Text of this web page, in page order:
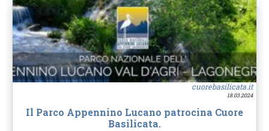
cuorebasilicata.it
18.03.2024
Il Parco Appennino Lucano patrocina Cuore
Basilicata.